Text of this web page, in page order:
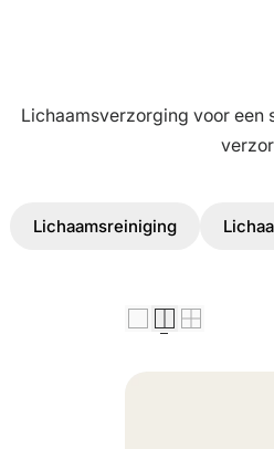
Lichaamsverzorging voor een
Lichaamsreiniging